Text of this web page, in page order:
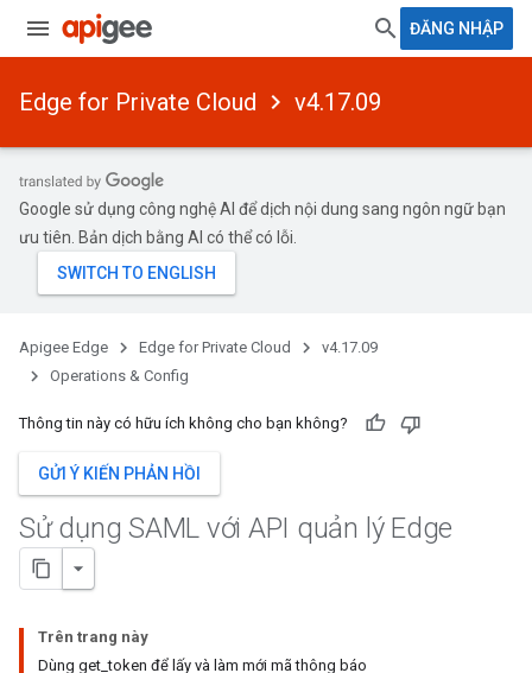
ĐĂNG NHẬP
Edge for Private Cloud v4.17.09
Google sử dụng công nghệ AI để dịch nội dung sang ngôn ngữ bạn
ưu tiên. Bản dịch bằng AI có thể có lỗi.
Apigee Edge Edge for Private Cloud
v4.17.09
Operations & Config
Thông tin này có hữu ích không cho bạn không?
GỬI Ý KIẾN PHẢN HỒI
Sử dụng SAML với API quản lý Edge
Trên trang này
Dùng get_token để lấy và làm mới mã thông báo